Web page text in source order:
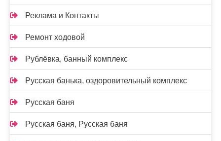
Реклама и Контакты
Ремонт ходовой
Рублёвка, банный комплекс
Русская банька, оздоровительный комплекс
Русская баня
Русская баня, Русская баня